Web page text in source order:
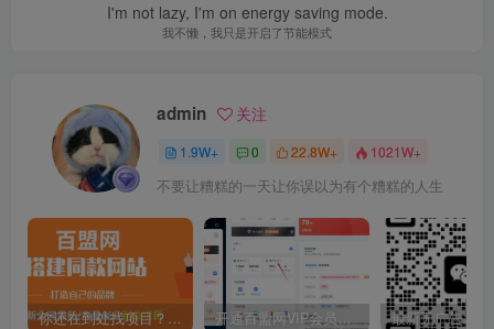
I'm not lazy, I'm on energy saving mode.
我不懒，我只是开启了节能模式
admin 关注
1.9W+ 0 22.8W+ 1021W+
不要让糟糕的一天让你误以为有个糟糕的人生
你还在到处找项目？还在当韭菜？我靠卖项目一个月收入5万+，曾经我也是个失败者。 开通百盟网VIP会员，尊享全站资源免费下载，享70%的推广提成！！【限时五折优惠】